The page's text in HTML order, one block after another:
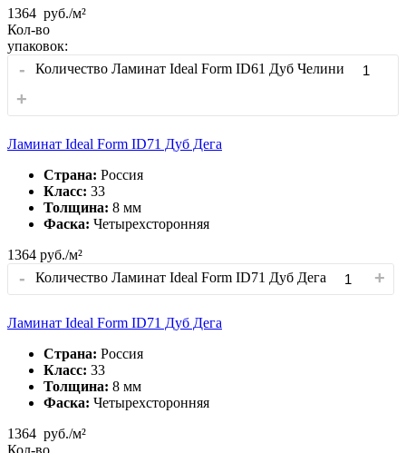
1364 руб./м²
Кол-во
упаковок:
- Количество Ламинат Ideal Form ID61 Дуб Челини
+
Ламинат Ideal Form ID71 Дуб Дега
Страна: Россия
Класс: 33
Толщина: 8 мм
Фаска: Четырехсторонняя
1364 руб./м²
- Количество Ламинат Ideal Form ID71 Дуб Дега +
Ламинат Ideal Form ID71 Дуб Дега
Страна: Россия
Класс: 33
Толщина: 8 мм
Фаска: Четырехсторонняя
1364 руб./м²
Кол-во